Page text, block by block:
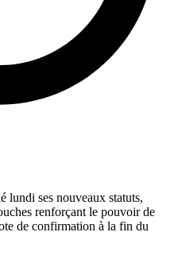
lundi ses nouveaux statuts,
renforçant le pouvoir de
de confirmation à la fin du